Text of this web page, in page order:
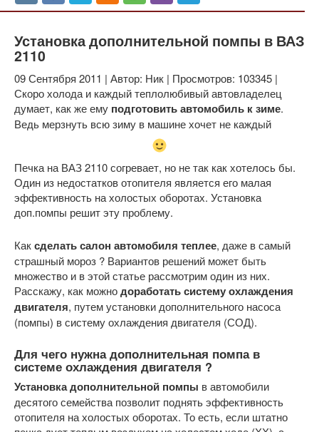
Установка дополнительной помпы в ВАЗ
2110
09 Сентября 2011 | Автор: Ник | Просмотров: 103345 |
Скоро холода и каждый теплолюбивый автовладелец
думает, как же ему подготовить автомобиль к зиме.
Ведь мерзнуть всю зиму в машине хочет не каждый
Печка на ВАЗ 2110 согревает, но не так как хотелось бы.
Один из недостатков отопителя является его малая
эффективность на холостых оборотах. Установка
доп.помпы решит эту проблему.
Каксделать салон автомобиля теплее, даже в самый
страшный мороз ? Вариантов решений может быть
множество и в этой статье рассмотрим один из них.
Расскажу, как можнодоработать систему охлаждения
двигателя, путем установки дополнительного насоса
(помпы) в систему охлаждения двигателя (СОД).
Для чего нужна дополнительная помпа в
системе охлаждения двигателя ?
Установка дополнительной помпы в автомобили
десятого семейства позволит поднять эффективность
отопителя на холостых оборотах. То есть, если штатно